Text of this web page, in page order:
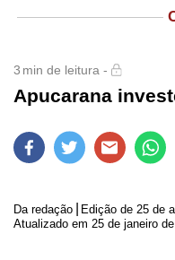
3 min de leitura -
Apucarana
Da redação Edição de 25 de
Atualizado em 25 de janeiro